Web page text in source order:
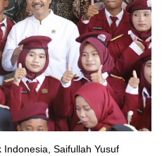
Saifullah Yusuf